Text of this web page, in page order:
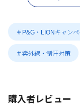
＃P&G・LIONキャンペ
＃紫外線・制汗対策
購入者レビュー